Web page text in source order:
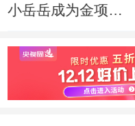
小岳岳成为金项链
动，直呼“我的天
哪！”